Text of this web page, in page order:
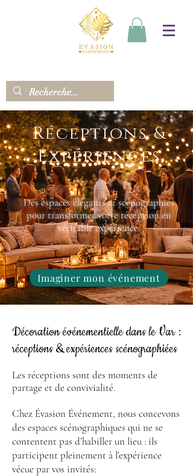
Réceptions &
Expériences
Des espaces élégants et scénographiés
pour transformer votre réception en
véritable expérience.
Imaginer mon événement
Décoration événementielle dans le Var :
réceptions & expériences scénographiées
Les réceptions sont des moments de
partage et de convivialité.
Chez Évasion Événement, nous concevons
des espaces scénographiques qui ne se
contentent pas d’habiller un lieu : ils
participent pleinement à l’expérience
vécue par vos invités: